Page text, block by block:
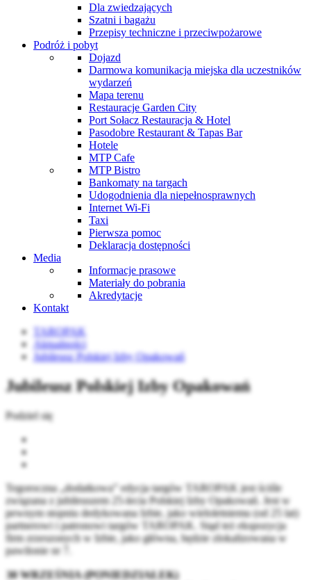
Dla zwiedzających
Szatni i bagażu
Przepisy techniczne i przeciwpożarowe
Podróż i pobyt
Dojazd
Darmowa komunikacja miejska dla uczestników
wydarzeń
Mapa terenu
Restauracje Garden City
Port Sołacz Restauracja & Hotel
Pasodobre Restaurant & Tapas Bar
Hotele
MTP Cafe
MTP Bistro
Bankomaty na targach
Udogodnienia dla niepełnosprawnych
Internet Wi-Fi
Taxi
Pierwsza pomoc
Deklaracja dostępności
Media
Informacje prasowe
Materiały do pobrania
Akredytacje
Kontakt
TAROPAK
Aktualności
Jubileusz Polskiej Izby Opakowań
Jubileusz Polskiej Izby Opakowań
Podziel się
Tegoroczna „dodatkowa” edycja targów TAROPAK jest ściśle
związana z jubileuszem 25-lecia Polskiej Izby Opakowań. Jest w
pewnym stopniu dedykowana Izbie, jako wieloletniemu (od 25 lat)
partnerowi i patronowi targów TAROPAK. Stąd też ekspozycja
firm zrzeszonych w Izbie, jako główna, będzie zlokalizowana w
pawilonie nr 7.
30 WRZEŚNIA (PONIEDZIAŁEK)